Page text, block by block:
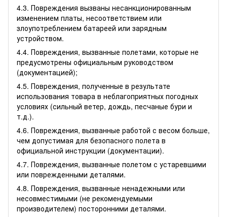
4.3. Повреждения вызваны несанкционированным
изменением платы, несоответствием или
злоупотреблением батареей или зарядным
устройством.
4.4. Повреждения, вызванные полетами, которые не
предусмотрены официальным руководством
(документацией);
4.5. Повреждения, полученные в результате
использования товара в неблагоприятных погодных
условиях (сильный ветер, дождь, песчаные бури и
т.д.).
4.6. Повреждения, вызванные работой с весом больше,
чем допустимая для безопасного полета в
официальной инструкции (документации).
4.7. Повреждения, вызванные полетом с устаревшими
или поврежденными деталями.
4.8. Повреждения, вызванные ненадежными или
несовместимыми (не рекомендуемыми
производителем) посторонними деталями.